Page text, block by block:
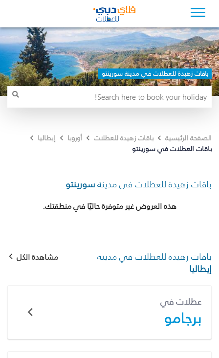
باقات زهيدة للعطلات في مدينة سورينتو
الصفحة الرئيسية باقات زهيدة للعطلات أوروبا
إيطاليا
باقات العطلات في سورينتو
باقات زهيدة للعطلات في مدينةسورينتو
هذه العروض غير متوفرة حاليًا في منطقتك.
باقات زهيدة للعطلات في مدينة
إيطاليا
مشاهدة الكل
عطلات في
برجامو